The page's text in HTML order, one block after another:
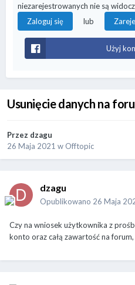
niezarejestrowanych nie są
Zaloguj się
lub
Użyj
Usunięcie danych na
Przez dzagu
26 Maja 2021 w Offtopic
dzagu
Opublikowano 26 Maja
Czy na wniosek użytkownika z
konto oraz całą zawartość na